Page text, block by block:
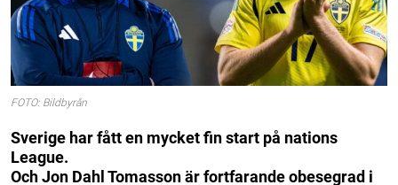
FOTO: Bildbyrån
Sverige har fått en mycket fin start på nations
League.
Och Jon Dahl Tomasson är fortfarande obesegrad i